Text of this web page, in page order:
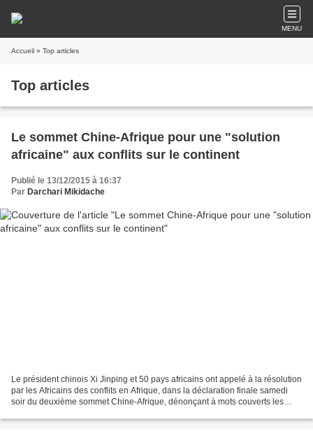
MENU
Accueil » Top articles
Top articles
Le sommet Chine-Afrique pour une "solution
africaine" aux conflits sur le continent
Publié le 13/12/2015 à 16:37
Par Darchari Mikidache
Le président chinois Xi Jinping et 50 pays africains ont appelé à la résolution
par les Africains des conflits en Afrique, dans la déclaration finale samedi
soir du deuxième sommet Chine-Afrique, dénonçant à mots couverts les